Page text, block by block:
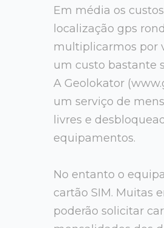
Em média os
localização gps
multiplicarmos por
um custo bastante
A Geolokator
um serviço de
livres e
equipamentos.
No entanto o
cartão SIM. Muitas
poderão solicitar